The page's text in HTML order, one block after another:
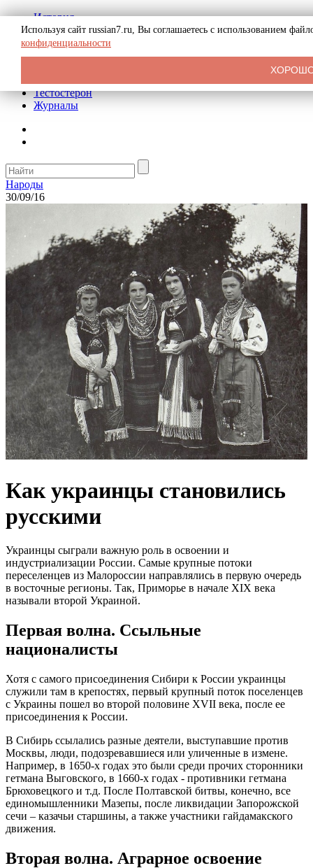
История
Биография
Криминал
Реклама на сайте
Тестостерон
Журналы
Народы
30/09/16
Как украинцы становились
русскими
Украинцы сыграли важную роль в освоении и
индустриализации России. Самые крупные потоки
переселенцев из Малороссии направлялись в первую очередь
в восточные регионы. Так, Приморье в начале XIX века
называли второй Украиной.
Первая волна. Ссыльные
националисты
Хотя с самого присоединения Сибири к России украинцы
служили там в крепостях, первый крупный поток поселенцев
с Украины пошел во второй половине XVII века, после ее
присоединения к России.
В Сибирь ссылались разные деятели, выступавшие против
Москвы, люди, подозревавшиеся или уличенные в измене.
Например, в 1650-х годах это были среди прочих сторонники
гетмана Выговского, в 1660-х годах - противники гетмана
Брюховецкого и т.д. После Полтавской битвы, конечно, все
единомышленники Мазепы, после ликвидации Запорожской
сечи – казачьи старшины, а также участники гайдамакского
движения.
Вторая волна. Аграрное освоение
Используя сайт russian7.ru, Вы соглашаетесь с использованием
конфиденциальности